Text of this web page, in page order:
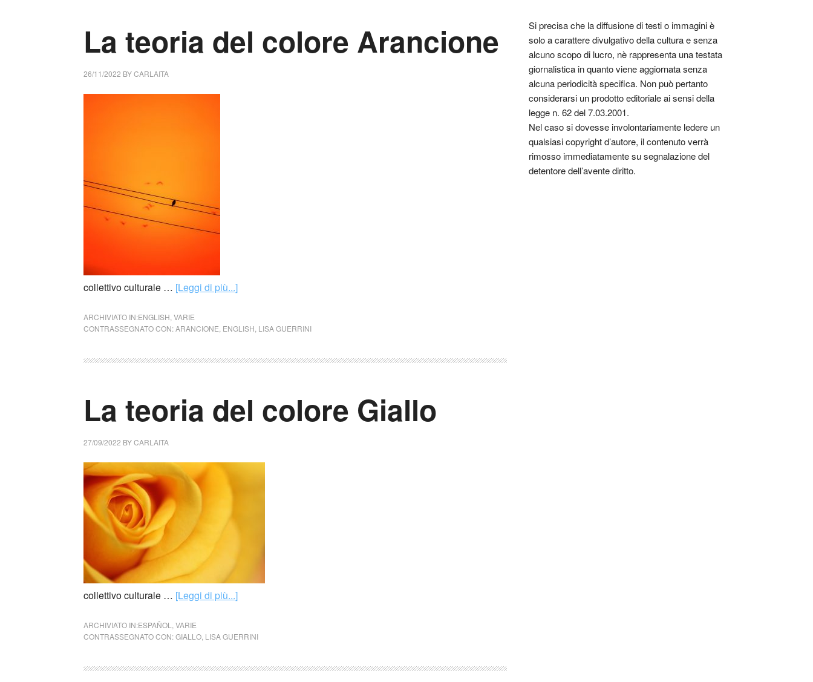
La teoria del colore Arancione
26/11/2022 BYCARLAITA
collettivo culturale … [Leggi di più...]
ARCHIVIATO IN:ENGLISH VARIE
CONTRASSEGNATO CON:ARANCIONE ENGLISH LISA GUERRINI
La teoria del colore Giallo
27/09/2022 BYCARLAITA
collettivo culturale … [Leggi di più...]
ARCHIVIATO IN:ESPAÑOL
VARIE
CONTRASSEGNATO CON:GIALLO LISA GUERRINI
Si precisa che la diffusione di testi o immagini è
solo a carattere divulgativo della cultura e senza
alcuno scopo di lucro, nè rappresenta una testata
giornalistica in quanto viene aggiornata senza
alcuna periodicità specifica. Non può pertanto
considerarsi un prodotto editoriale ai sensi della
legge n. 62 del 7.03.2001.
Nel caso si dovesse involontariamente ledere un
qualsiasi copyright d’autore, il contenuto verrà
rimosso immediatamente su segnalazione del
detentore dell’avente diritto.